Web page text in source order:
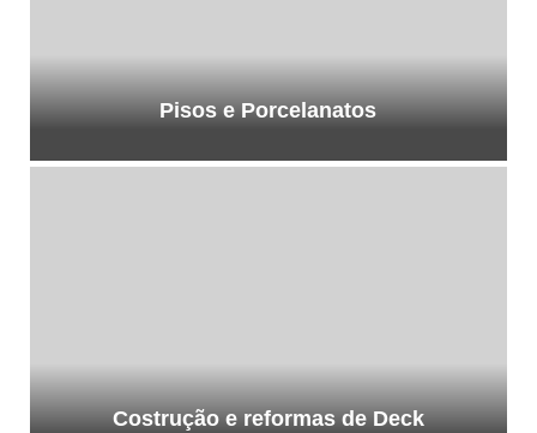
Pisos e Porcelanatos
Costrução e reformas de Deck